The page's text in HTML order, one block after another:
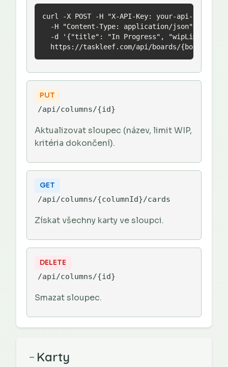
curl -X POST -H "X-API-Key: your-api-key" \
  -H "Content-Type: application/json" \
-d '{"title": "In Progress", "wipLimit":
https://taskleef.com/api/boards/{boardId}/
PUT
/api/columns/{id}
Aktualizovat sloupec (název, limit WIP,
kritéria dokončení).
GET
/api/columns/{columnId}/cards
Získat všechny karty ve sloupci.
DELETE
/api/columns/{id}
Smazat sloupec.
− Karty